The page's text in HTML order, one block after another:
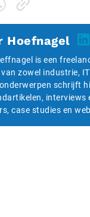
Hoefnagel
is een
van zowel industrie,
schrijft
interviews
case studies en